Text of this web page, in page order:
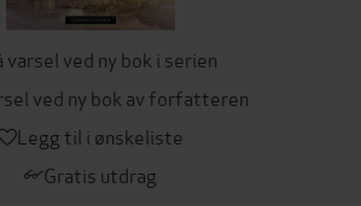
varsel ved ny bok i serien
ved ny bok av forfatteren
Legg til i ønskeliste
Gratis utdrag